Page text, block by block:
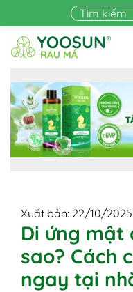
Skip to main content
Xuất bản: 22/10/2025
Di ứng mật
sao? Cách
ngay tại